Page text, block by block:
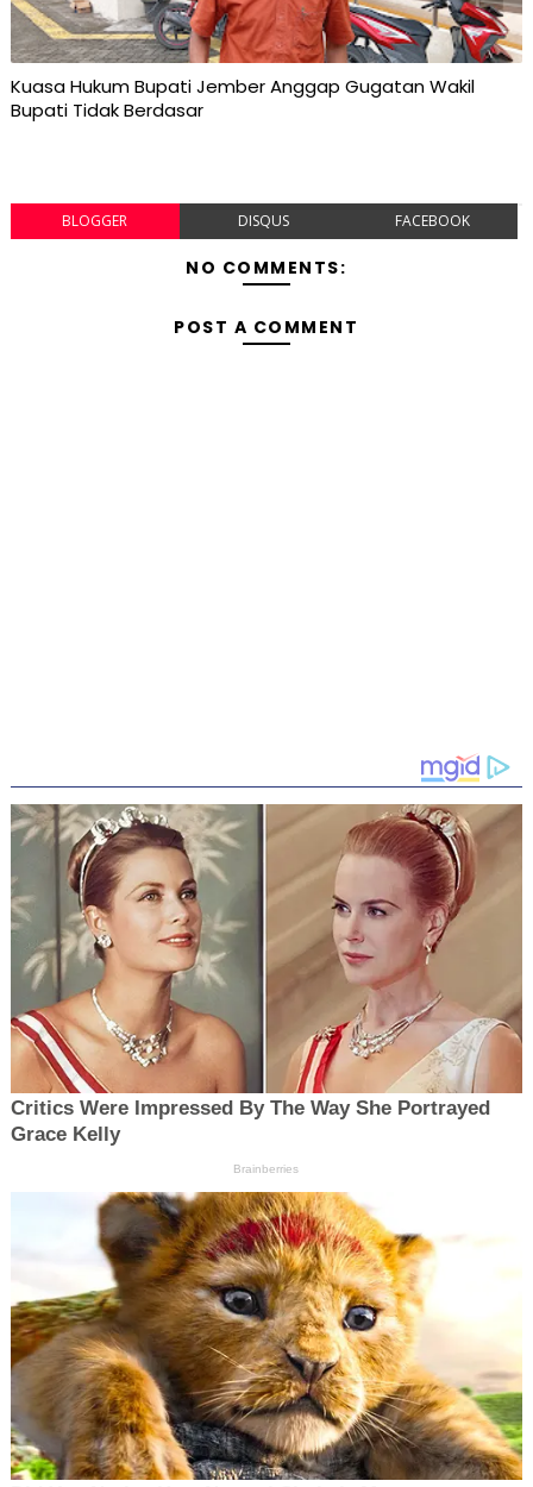
Kuasa Hukum Bupati Jember Anggap Gugatan Wakil
Bupati Tidak Berdasar
BLOGGER DISQUS FACEBOOK
NO COMMENTS:
POST A COMMENT